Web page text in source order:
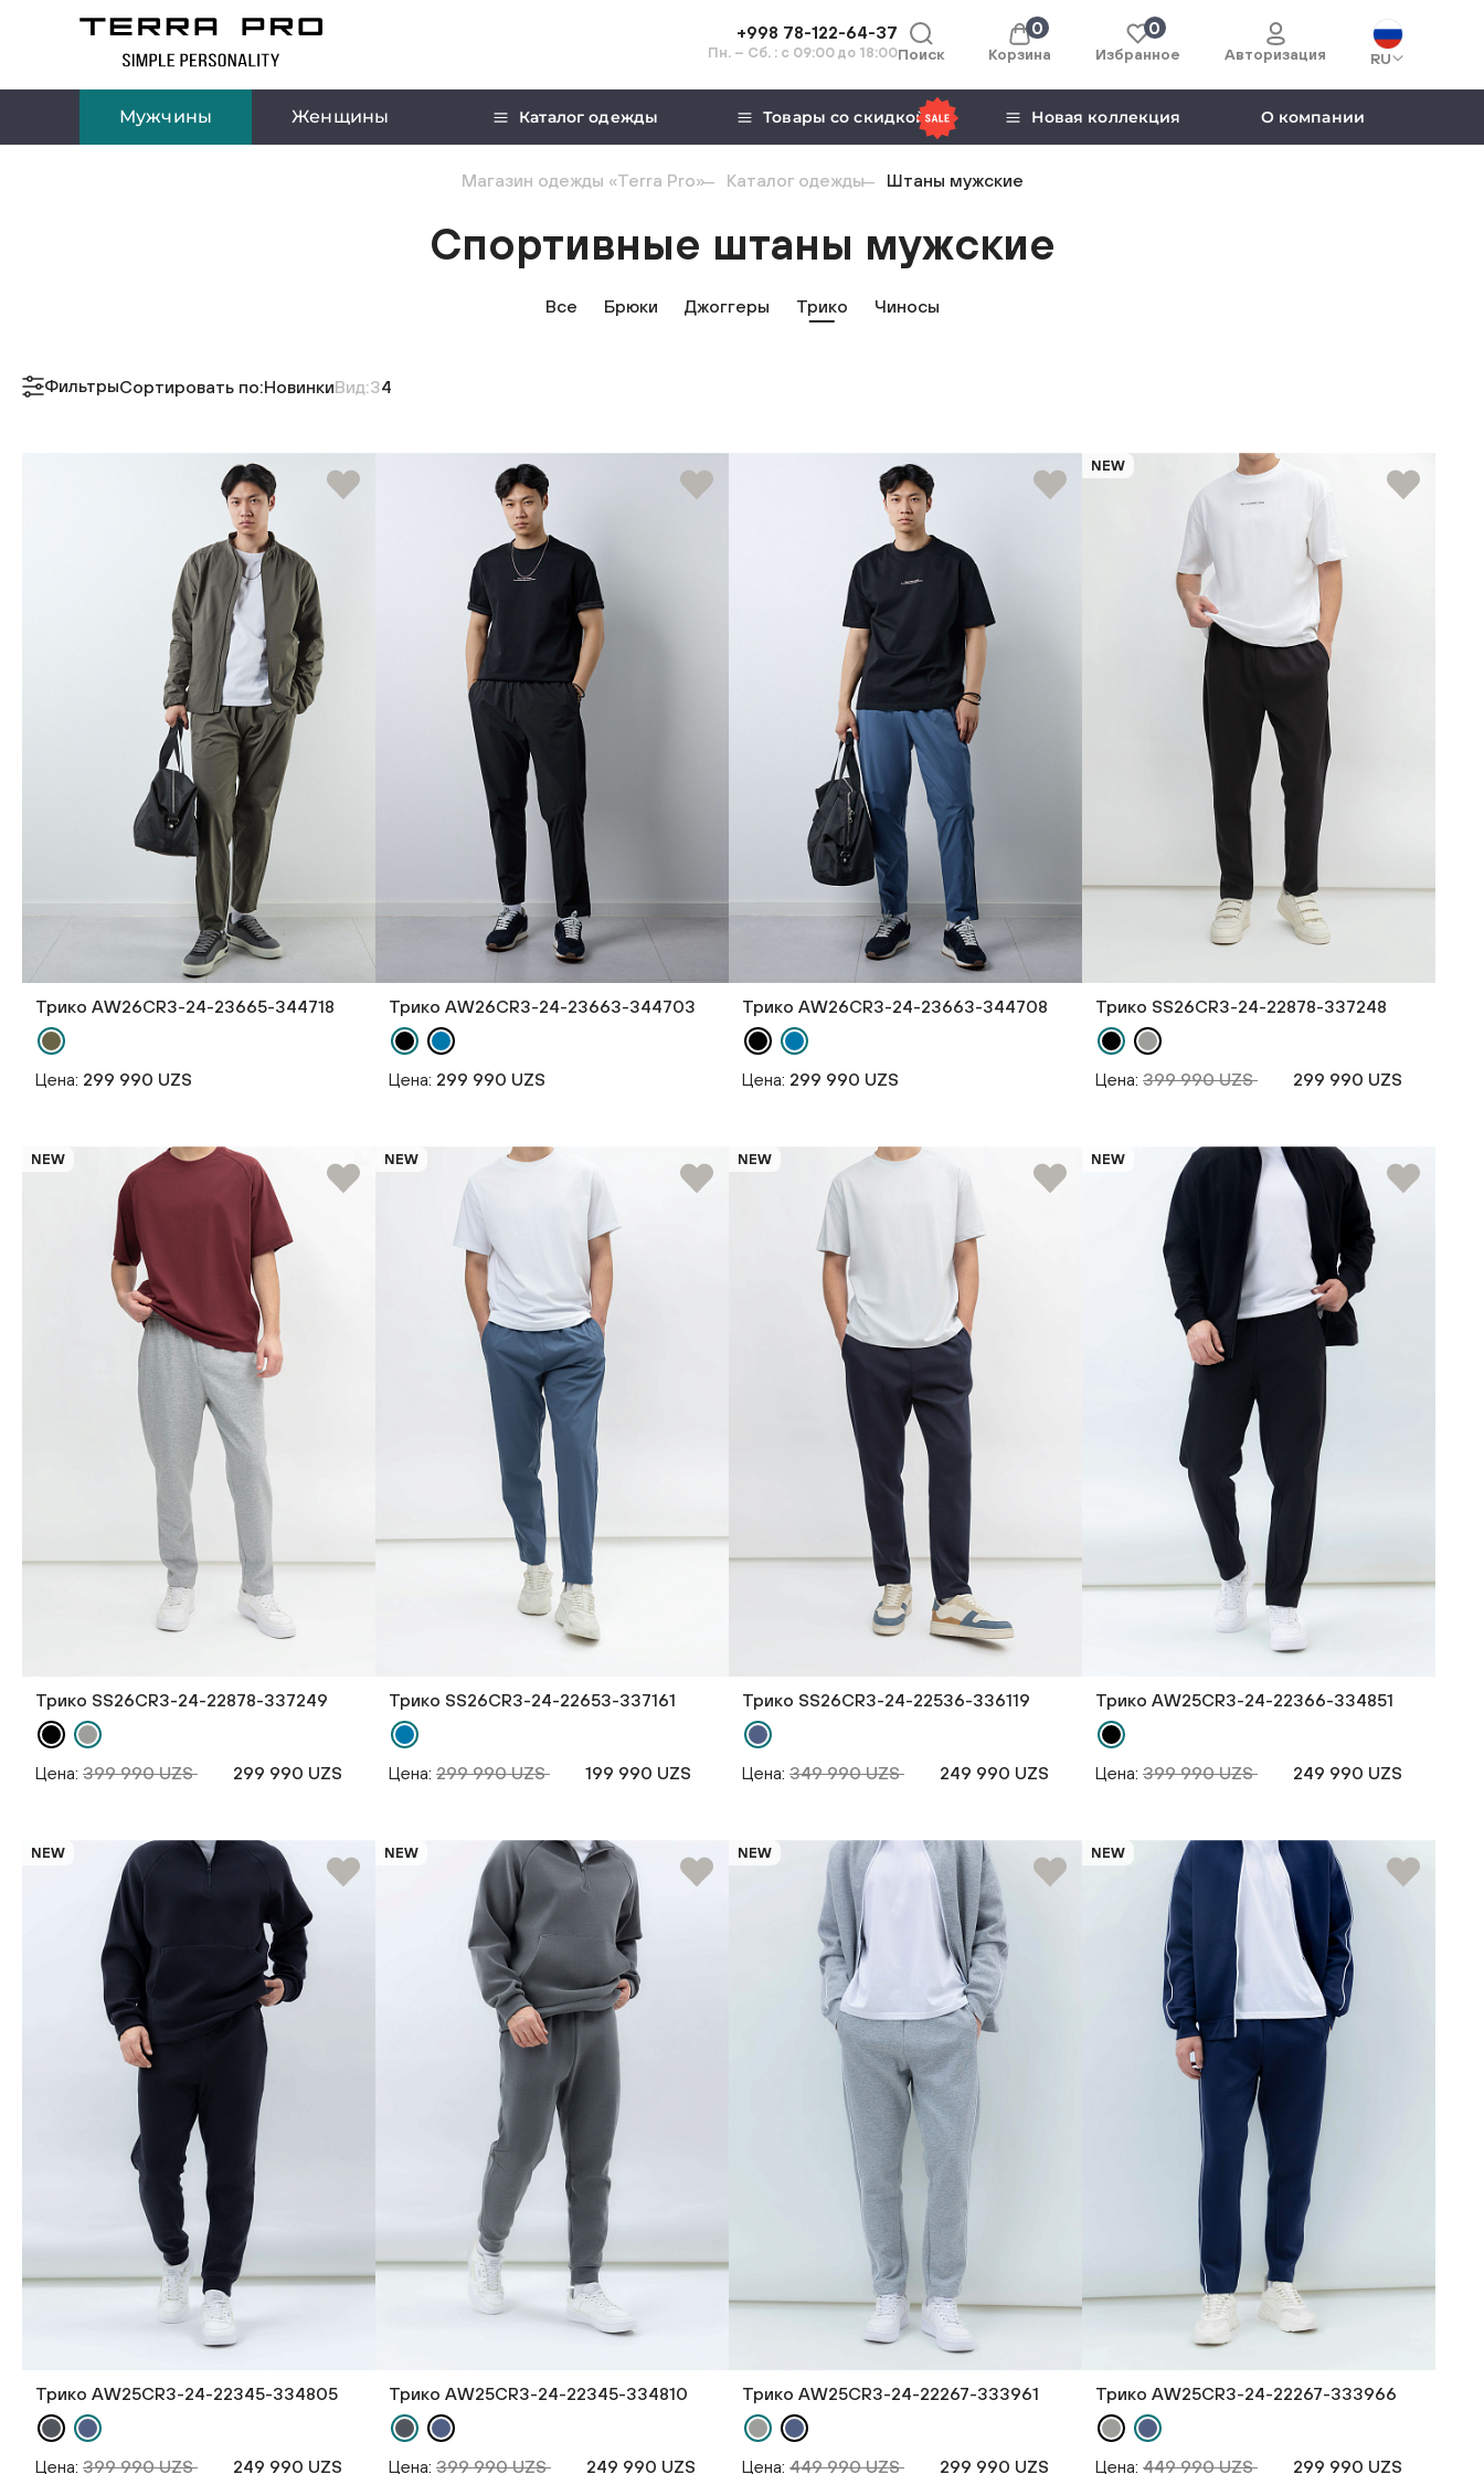
+998 78-122-64-37
Пн. – Сб. : с 09:00 до 18:00Поиск Корзина
0 0
Избранное Авторизация RU
Мужчины Женщины Каталог одежды Товары со скидкой Новая коллекция О компании
Магазин одежды «Terra Pro» Каталог одежды Штаны мужские
Спортивные штаны мужские
Все Брюки Джоггеры Трико Чиносы
ФильтрыСортировать по:НовинкиВид:34
Трико AW26CR3-24-23665-344718
Цена: 299 990 UZS
Трико AW26CR3-24-23663-344703
Цена: 299 990 UZS
Трико AW26CR3-24-23663-344708
Цена: 299 990 UZS
NEW
Трико SS26CR3-24-22878-337248
Цена: 399 990 UZS 299 990 UZS
NEW
Трико SS26CR3-24-22878-337249
Цена: 399 990 UZS 299 990 UZS
NEW
Трико SS26CR3-24-22653-337161
Цена: 299 990 UZS 199 990 UZS
NEW
Трико SS26CR3-24-22536-336119
Цена: 349 990 UZS 249 990 UZS
NEW
Трико AW25CR3-24-22366-334851
Цена: 399 990 UZS 249 990 UZS
NEW
Трико AW25CR3-24-22345-334805
Цена: 399 990 UZS 249 990 UZS
NEW
Трико AW25CR3-24-22345-334810
Цена: 399 990 UZS 249 990 UZS
NEW
Трико AW25CR3-24-22267-333961
Цена: 449 990 UZS 299 990 UZS
NEW
Трико AW25CR3-24-22267-333966
Цена: 449 990 UZS 299 990 UZS